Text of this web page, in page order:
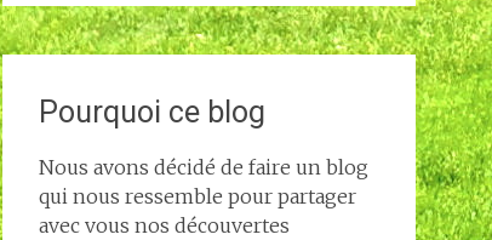
Pourquoi ce blog
Nous avons décidé de faire un blog
qui nous ressemble pour partager
avec vous nos découvertes